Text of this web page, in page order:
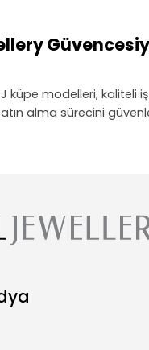
küpe modelleri, kaliteli
alma sürecini